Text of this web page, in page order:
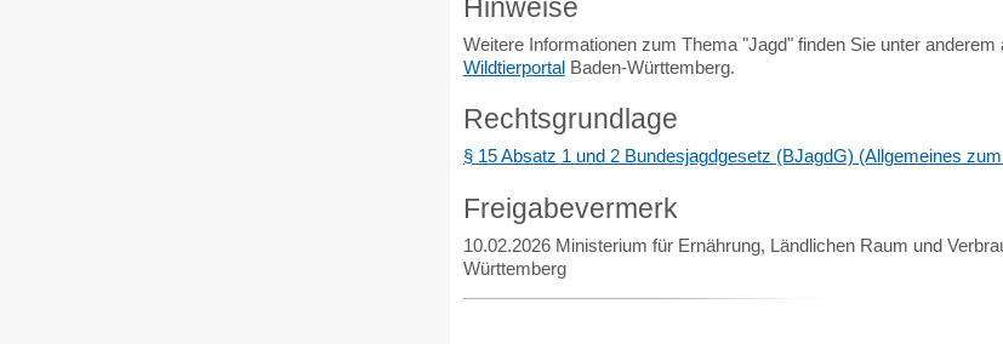
Hinweise
Weitere Informationen zum Thema "Jagd" finden Sie unter anderem
WildtierportalBaden-Württemberg.
Rechtsgrundlage
§ 15 Absatz 1 und 2 Bundesjagdgesetz (BJagdG) (Allgemeines
Freigabevermerk
10.02.2026 Ministerium für Ernährung, Ländlichen Raum und
Württemberg